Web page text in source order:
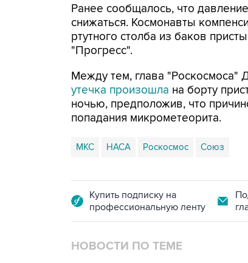
Ранее сообщалось, что
снижаться. Космонавты
ртутного столба из баков
"Прогресс".
Между тем, глава "Роскосмоса"
утечка произошла на борту
ночью, предположив, что
попадания микрометеорита.
МКС НАСА Роскосмос Союз
Купить подписку на
профессиональную ленту
НОВОСТИ ПО ТЕМЕ